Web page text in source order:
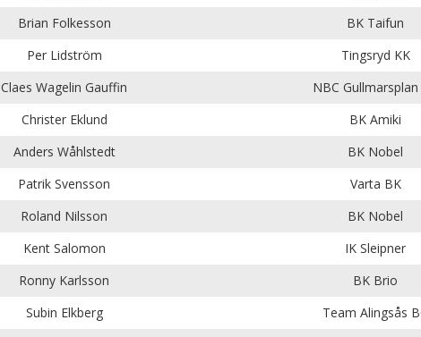
Brian Folkesson
BK Taifun
Per Lidström Tingsryd KK
Claes Wagelin Gauffin
NBC Gullmarsplan
Christer Eklund BK Amiki
Anders Wåhlstedt
BK Nobel
Patrik Svensson Varta BK
Roland Nilsson
BK Nobel
Kent Salomon IK Sleipner
Ronny Karlsson BK Brio
Subin Elkberg
Team Alingsås